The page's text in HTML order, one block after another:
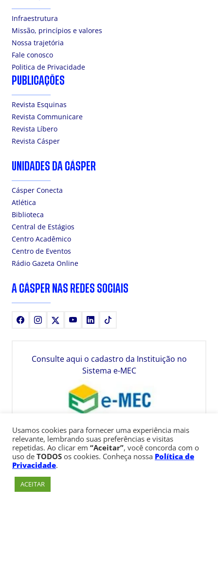
Infraestrutura
Missão, princípios e valores
Nossa trajetória
Fale conosco
Politica de Privacidade
PUBLICAÇÕES
Revista Esquinas
Revista Communicare
Revista Líbero
Revista Cásper
UNIDADES DA CÁSPER
Cásper Conecta
Atlética
Biblioteca
Central de Estágios
Centro Acadêmico
Centro de Eventos
Rádio Gazeta Online
A CÁSPER NAS REDES SOCIAIS
FacebookInstagram YoutubeLinkedIn
Consulte aqui o cadastro da Instituição no
Sistema e-MEC
Usamos cookies para fornecer uma experiência mais
relevante, lembrando suas preferências e visitas
repetidas. Ao clicar em “Aceitar”, você concorda com o
uso de TODOS os cookies. Conheça nossa Política de
Privacidade.
ACEITAR